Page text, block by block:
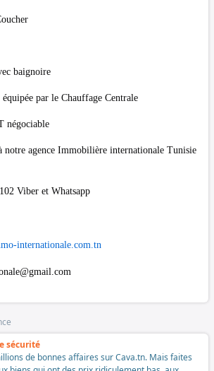
baignoire
par le Chauffage Centrale
négociable
notre agence Immobilière internationale Tunisie
Viber et Whatsapp
internationale.com.tn
sécurité
de bonnes affaires sur Cava.tn. Mais faites